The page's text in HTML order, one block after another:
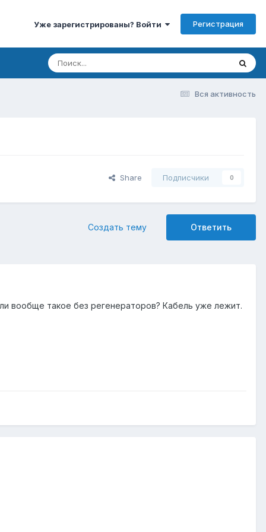
Уже зарегистрированы? Войти Регистрация
Вся активность
Share Подписчики 0
Ответить
Создать тему
вообще такое без регенераторов? Кабель уже лежит.